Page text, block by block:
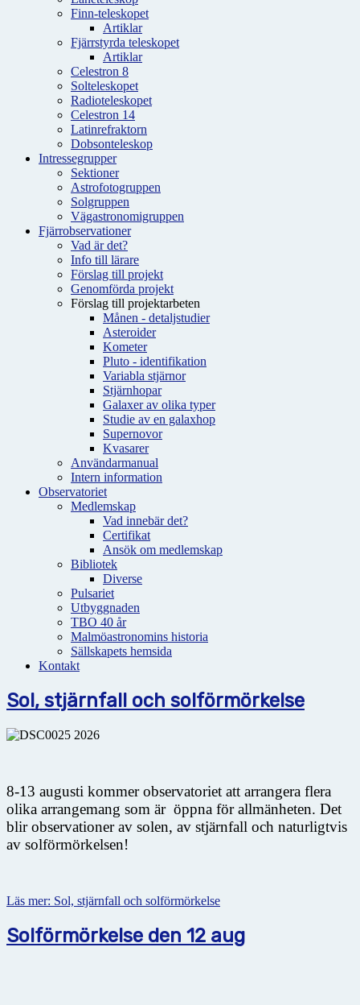
Finn-teleskopet
Artiklar
Fjärrstyrda teleskopet
Artiklar
Celestron 8
Solteleskopet
Radioteleskopet
Celestron 14
Latinrefraktorn
Dobsonteleskop
Intressegrupper
Sektioner
Astrofotogruppen
Solgruppen
Vägastronomigruppen
Fjärrobservationer
Vad är det?
Info till lärare
Förslag till projekt
Genomförda projekt
Förslag till projektarbeten
Månen - detaljstudier
Asteroider
Kometer
Pluto - identifikation
Variabla stjärnor
Stjärnhopar
Galaxer av olika typer
Studie av en galaxhop
Supernovor
Kvasarer
Användarmanual
Intern information
Observatoriet
Medlemskap
Vad innebär det?
Certifikat
Ansök om medlemskap
Bibliotek
Diverse
Pulsariet
Utbyggnaden
TBO 40 år
Malmöastronomins historia
Sällskapets hemsida
Kontakt
Sol, stjärnfall och solförmörkelse
8-13 augusti kommer observatoriet att arrangera flera
olika arrangemang som är öppna för allmänheten. Det
blir observationer av solen, av stjärnfall och naturligtvis
av solförmörkelsen!
Läs mer: Sol, stjärnfall och solförmörkelse
Solförmörkelse den 12 aug